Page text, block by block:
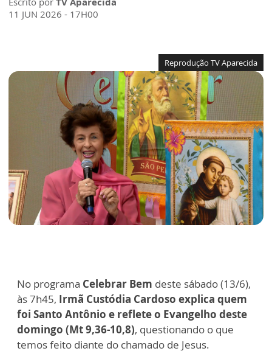
11 JUN 2026 - 17H00
Reprodução TV Aparecida
No programa Celebrar Bem deste sábado (13/6),
às 7h45, Irmã Custódia Cardoso explica quem
foi Santo Antônio e reflete o Evangelho deste
domingo (Mt 9,36-10,8), questionando o que
temos feito diante do chamado de Jesus.